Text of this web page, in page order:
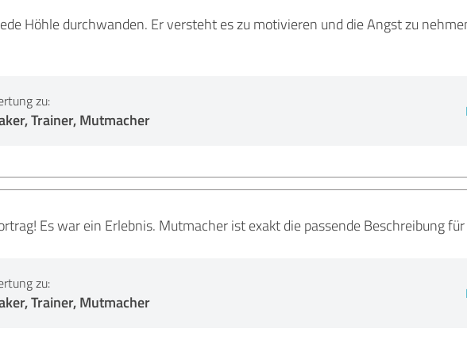
Höhle durchwanden. Er versteht es zu motivieren und die Angst zu
zu:
Trainer, Mutmacher
Es war ein Erlebnis. Mutmacher ist exakt die passende Beschreibung
zu:
Trainer, Mutmacher